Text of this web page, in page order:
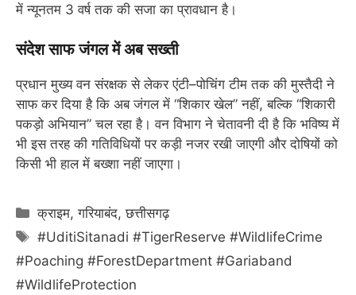
में न्यूनतम 3 वर्ष तक की सजा का प्रावधान है।
संदेश साफ जंगल में अब सख्ती
प्रधान मुख्य वन संरक्षक से लेकर एंटी–पोचिंग टीम तक की मुस्तैदी ने
साफ कर दिया है कि अब जंगल में “शिकार खेल” नहीं, बल्कि “शिकारी
पकड़ो अभियान” चल रहा है। वन विभाग ने चेतावनी दी है कि भविष्य में
भी इस तरह की गतिविधियों पर कड़ी नजर रखी जाएगी और दोषियों को
किसी भी हाल में बख्शा नहीं जाएगा।
Categories
क्राइम,गरियाबंद,छत्तीसगढ़
Tags
#UditiSitanadi #TigerReserve #WildlifeCrime
#Poaching #ForestDepartment #Gariaband
#WildlifeProtection